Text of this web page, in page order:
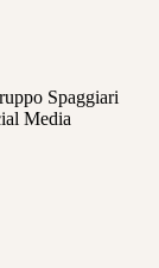
Spaggiari
Media